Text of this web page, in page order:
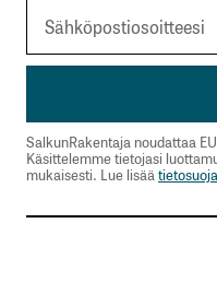
SalkunRakentaja noudattaa
Käsittelemme tietojasi
mukaisesti. Lue lisää